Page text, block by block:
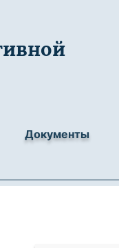
Документы